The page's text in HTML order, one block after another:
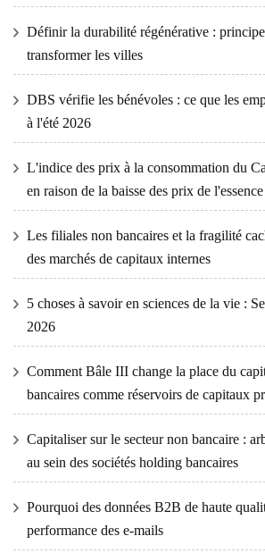
Définir la durabilité régénérative :
transformer les villes
DBS vérifie les bénévoles : ce que les
à l'été 2026
L'indice des prix à la consommation du
en raison de la baisse des prix de l'essence
Les filiales non bancaires et la fragilité
des marchés de capitaux internes
5 choses à savoir en sciences de la vie :
2026
Comment Bâle III change la place du
bancaires comme réservoirs de capitaux
Capitaliser sur le secteur non bancaire :
au sein des sociétés holding bancaires
Pourquoi des données B2B de haute
performance des e-mails